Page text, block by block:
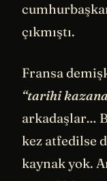
çıkmıştı.
Fransa
“tarihi
arkadaşlar…
kez atfedilse
kaynak yok.